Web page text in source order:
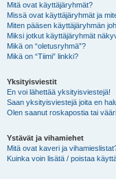
Mitä ovat käyttäjäryhmät?
Missä ovat käyttäjäryhmät ja
Miten pääsen käyttäjäryhmän
Miksi jotkut käyttäjäryhmät
Mikä on “oletusryhmä”?
Mikä on “Tiimi” linkki?
Yksityisviestit
En voi lähettää yksityisviestejä!
Saan yksityisviestejä joita en
Olen saanut roskapostia tai
Ystävät ja vihamiehet
Mitä ovat kaveri ja
Kuinka voin lisätä / poistaa